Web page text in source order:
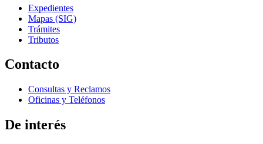
Expedientes
Mapas (SIG)
Trámites
Tributos
Contacto
Consultas y Reclamos
Oficinas y Teléfonos
De interés